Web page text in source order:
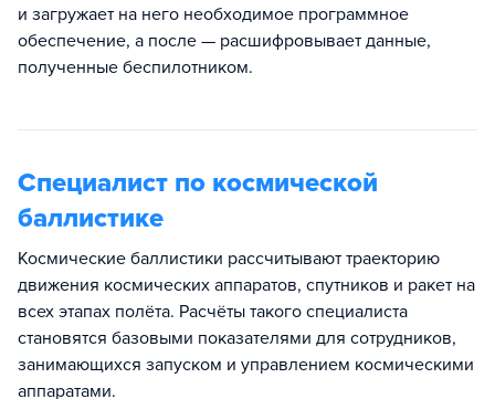
и загружает на него необходимое программное
обеспечение, а после — расшифровывает данные,
полученные беспилотником.
Специалист по космической
баллистике
Космические баллистики рассчитывают траекторию
движения космических аппаратов, спутников и ракет на
всех этапах полёта. Расчёты такого специалиста
становятся базовыми показателями для сотрудников,
занимающихся запуском и управлением космическими
аппаратами.